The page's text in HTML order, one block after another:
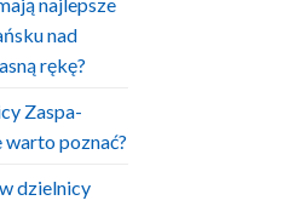
nad
rękę?
Zaspa-
poznać?
dzielnicy